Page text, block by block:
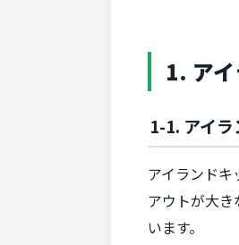
1. ア
1-1. アイ
アイランド
アウトが大
います。